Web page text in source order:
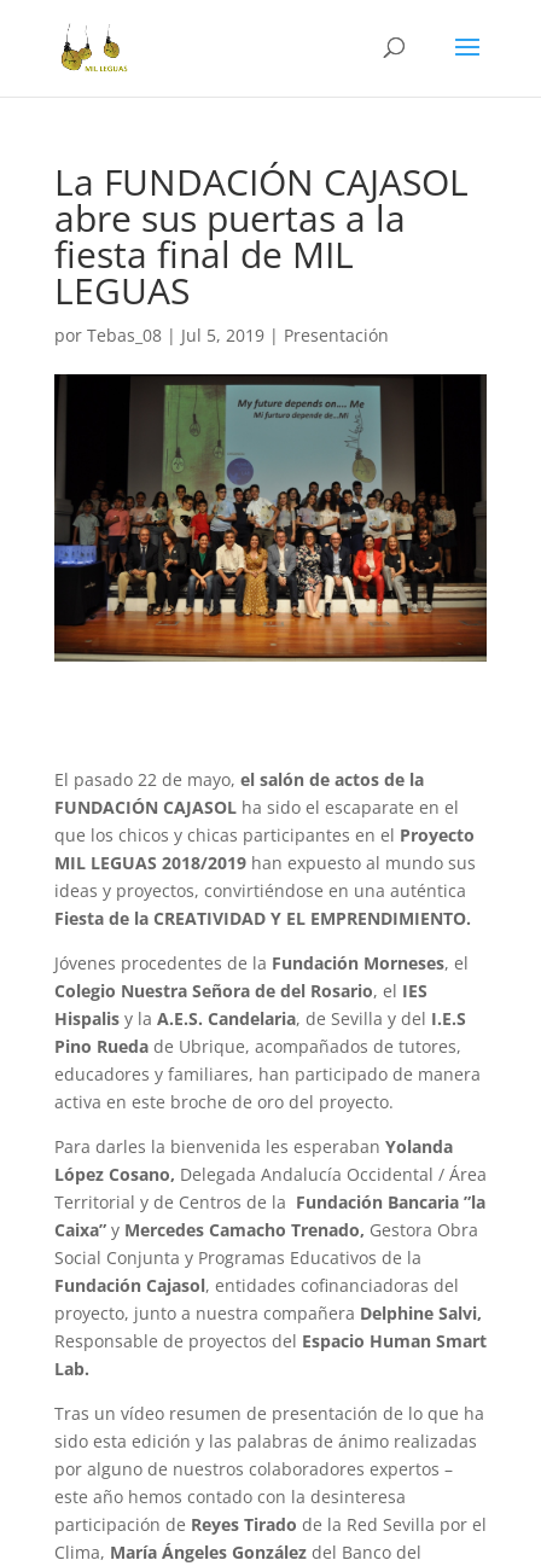
La FUNDACIÓN CAJASOL
abre sus puertas a la
fiesta final de MIL
LEGUAS
por Tebas_08| Jul 5, 2019| Presentación
El pasado 22 de mayo, el salón de actos de la
FUNDACIÓN CAJASOLha sido el escaparate en el
que los chicos y chicas participantes en el Proyecto
MIL LEGUAS 2018/2019han expuesto al mundo sus
ideas y proyectos, convirtiéndose en una auténtica
Fiesta de la CREATIVIDAD Y EL EMPRENDIMIENTO.
Jóvenes procedentes de la Fundación Morneses, el
Colegio Nuestra Señora de del Rosario, el IES
Hispalis y la A.E.S. Candelaria, de Sevilla y del I.E.S
Pino Ruedade Ubrique, acompañados de tutores,
educadores y familiares, han participado de manera
activa en este broche de oro del proyecto.
Para darles la bienvenida les esperaban Yolanda
López Cosano, Delegada Andalucía Occidental / Área
Territorial y de Centros de la Fundación Bancaria ”la
Caixa”y Mercedes Camacho Trenado, Gestora Obra
Social Conjunta y Programas Educativos de la
Fundación Cajasol, entidades cofinanciadoras del
proyecto, junto a nuestra compañera Delphine Salvi,
Responsable de proyectos del Espacio Human Smart
Lab.
Tras un vídeo resumen de presentación de lo que ha
sido esta edición y las palabras de ánimo realizadas
por alguno de nuestros colaboradores expertos –
este año hemos contado con la desinteresa
participación de Reyes Tirado de la Red Sevilla por el
Clima, María Ángeles Gonzálezdel Banco del